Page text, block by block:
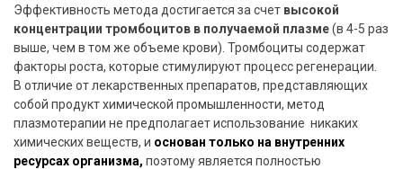
Эффективность метода достигается за счет высокой
концентрации тромбоцитов в получаемой плазме(в 4-5 раз
выше, чем в том же объеме крови). Тромбоциты содержат
факторы роста, которые стимулируют процесс регенерации.
В отличие от лекарственных препаратов, представляющих
собой продукт химической промышленности, метод
плазмотерапии не предполагает использование никаких
химических веществ, и основан только на внутренних
ресурсах организма, поэтому является полностью